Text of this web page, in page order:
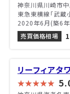
神奈川県川崎市
東急東横線「武蔵
2020年6月(築6
売買価格相場
リーフィアタ